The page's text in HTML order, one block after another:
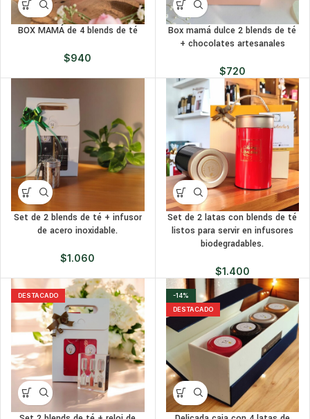
BOX MAMÁ de 4 blends de té
$940
Box mamá dulce 2 blends de té
+ chocolates artesanales
$720
Set de 2 blends de té + infusor
de acero inoxidable.
$1.060
Set de 2 latas con blends de té
listos para servir en infusores
biodegradables.
$1.400
DESTACADO
-14%
DESTACADO